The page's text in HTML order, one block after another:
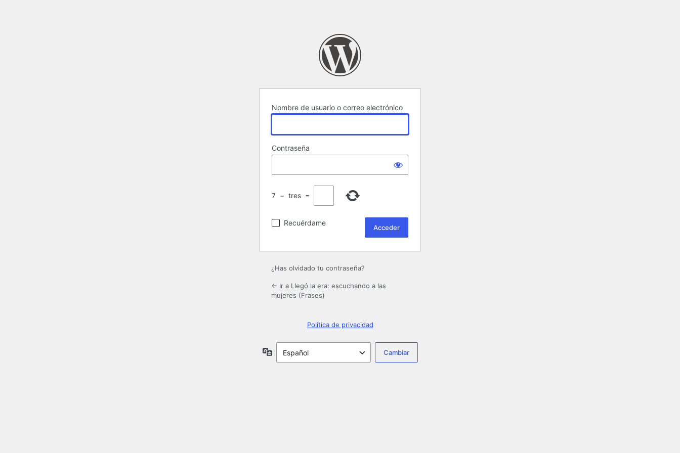
Nombre de usuario o correo electrónico
Contraseña
7 − tres =
Recuérdame
¿Has olvidado tu contraseña?
← Ir a Llegó la era: escuchando a las
mujeres (Frases)
Política de privacidad
Idioma